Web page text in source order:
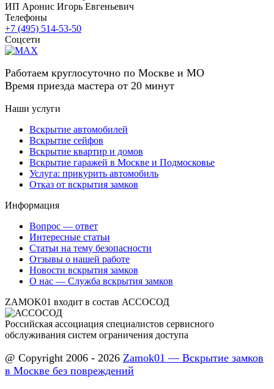
ИП Аронис Игорь Евгеньевич
Телефоны
+7 (495) 514-53-50
Соцсети
Работаем круглосуточно по Москве и МО
Время приезда мастера от 20 минут
Наши услуги
Вскрытие автомобилей
Вскрытие сейфов
Вскрытие квартир и домов
Вскрытие гаражей в Москве и Подмосковье
Услуга: прикурить автомобиль
Отказ от вскрытия замков
Информация
Вопрос — ответ
Интересные статьи
Статьи на тему безопасности
Отзывы о нашей работе
Новости вскрытия замков
О нас — Служба вскрытия замков
ZAMOK01 входит в состав АССОСОД
Российская ассоциация специалистов сервисного
обслуживания систем ограничения доступа
@ Copyright 2006 - 2026 Zamok01 — Вскрытие замков
в Москве без повреждений